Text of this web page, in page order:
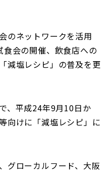
のネットワークを活用
会の開催、飲食店への
減塩レシピ」の普及を更
、平成24年9月10日か
向けに「減塩レシピ」に
グローカルフード、大阪